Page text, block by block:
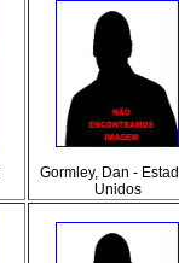
Gormley, Dan -
Unidos